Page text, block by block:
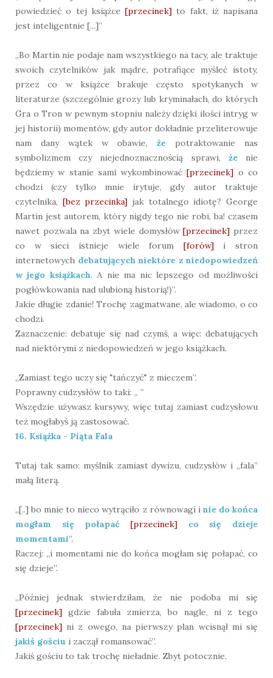
powiedzieć o tej książce [przecinek] to fakt, iż napisana
jest inteligentnie [...]”
„Bo Martin nie podaje nam wszystkiego na tacy, ale traktuje
swoich czytelników jak mądre, potrafiące myśleć istoty,
przez co w książce brakuje często spotykanych w
literaturze (szczególnie grozy lub kryminałach, do których
Gra o Tron w pewnym stopniu należy dzięki ilości intryg w
jej historii) momentów, gdy autor dokładnie przeliterowuje
nam dany wątek w obawie,że potraktowanie nas
symbolizmem czy niejednoznacznością sprawi, żenie
będziemy w stanie sami wykombinować[przecinek] o co
chodzi (czy tylko mnie irytuje, gdy autor traktuje
czytelnika, [bez przecinka] jak totalnego idiotę? George
Martin jest autorem, który nigdy tego nie robi, ba! czasem
nawet pozwala na zbyt wiele domysłów[przecinek] przez
co w sieci istnieje wiele forum [forów]i stron
internetowych debatujących niektóre z niedopowiedzeń
w jego książkach. A nie ma nic lepszego od możliwości
pogłówkowania nad ulubioną historią!)”.
Jakie długie zdanie! Trochę zagmatwane, ale wiadomo, o co
chodzi.
Zaznaczenie: debatuje się nad czymś, a więc: debatujących
nad niektórymi z niedopowiedzeń w jego książkach.
„Zamiast tego uczy się "tańczyć" z mieczem”.
Poprawny cudzysłów to taki: „ ”
Wszędzie używasz kursywy, więc tutaj zamiast cudzysłowu
też mogłabyś ją zastosować.
16. Książka - Piąta Fala
Tutaj tak samo: myślnik zamiast dywizu, cudzysłów i „fala”
małą literą.
„[..] bo mnie to nieco wytrąciło z równowagi inie do końca
mogłam się połapać [przecinek] co się dzieje
momentami”.
Raczej: „i momentami nie do końca mogłam się połapać, co
się dzieje”.
„Później jednak stwierdziłam, że nie podoba mi się
[przecinek] gdzie fabuła zmierza, bo nagle, ni z tego
[przecinek] ni z owego, na pierwszy plan wcisnął mi się
jakiś gościu i zaczął romansować”.
Jakiś gościu to tak trochę nieładnie. Zbyt potocznie.